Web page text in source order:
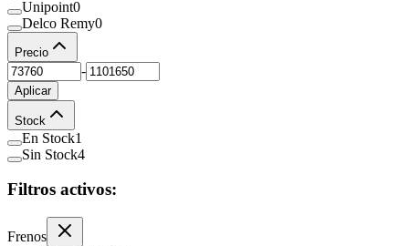
Unipoint0
Delco Remy0
Precio
-
Aplicar
Stock
En Stock1
Sin Stock4
Filtros activos:
Frenos